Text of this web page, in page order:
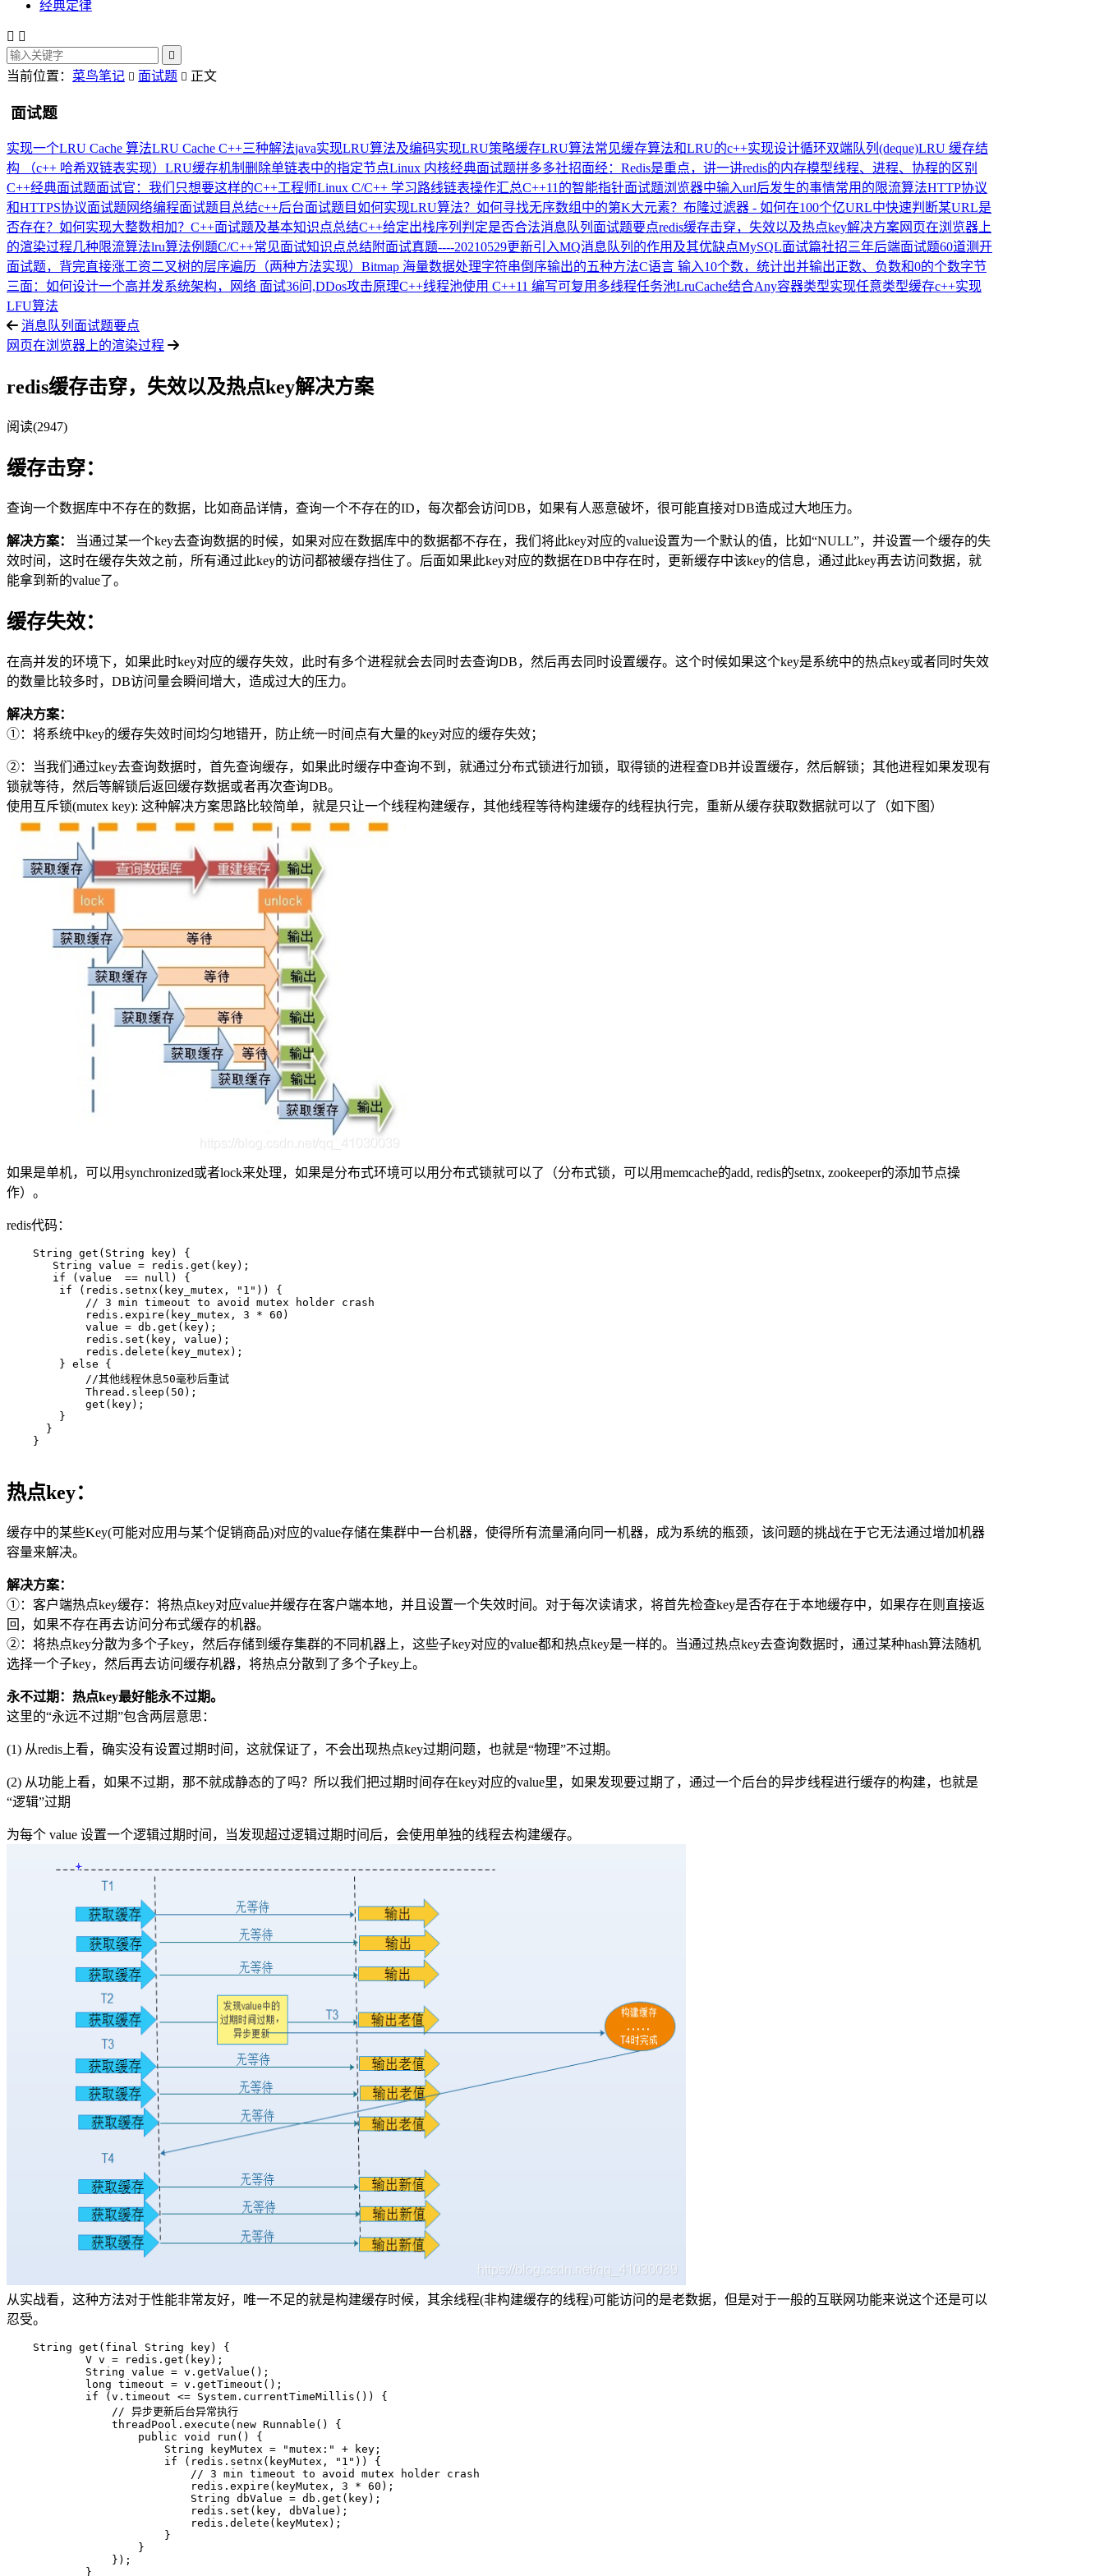
经典定律
 

当前位置： 菜鸟笔记  面试题  正文
面试题
实现一个LRU Cache 算法LRU Cache C++三种解法java实现LRU算法及编码实现LRU策略缓存LRU算法常见缓存算法和LRU的c++实现设计循环双端队列(deque)LRU 缓存结
构 （c++ 哈希双链表实现） LRU缓存机制 删除单链表中的指定节点Linux 内核经典面试题拼多多社招面经：Redis是重点，讲一讲redis的内存模型线程、进程、协程的区别
C++经典面试题面试官：我们只想要这样的C++工程师Linux C/C++ 学习路线链表操作汇总C++11的智能指针面试题浏览器中输入url后发生的事情常用的限流算法HTTP协议
和HTTPS协议面试题 网络编程面试题目总结c++后台面试题目如何实现LRU算法？ 如何寻找无序数组中的第K大元素？ 布隆过滤器 - 如何在100个亿URL中快速判断某URL是
否存在？ 如何实现大整数相加？ C++面试题及基本知识点总结C++给定出栈序列判定是否合法消息队列面试题要点redis缓存击穿，失效以及热点key解决方案网页在浏览器上
的渲染过程几种限流算法lru算法例题C/C++常见面试知识点总结附面试真题----20210529更新引入MQ消息队列的作用及其优缺点MySQL面试篇社招三年后端面试题60道测开
面试题，背完直接涨工资二叉树的层序遍历（两种方法实现） Bitmap 海量数据处理字符串倒序输出的五种方法C语言 输入10个数，统计出并输出正数、负数和0的个数字节
三面：如何设计一个高并发系统架构，网络 面试36问,DDos攻击原理C++线程池使用 C++11 编写可复用多线程任务池LruCache结合Any容器类型实现任意类型缓存c++实现
LFU算法
消息队列面试题要点
网页在浏览器上的渲染过程
redis缓存击穿，失效以及热点key解决方案
阅读(2947)
缓存击穿：
查询一个数据库中不存在的数据，比如商品详情，查询一个不存在的ID，每次都会访问DB，如果有人恶意破坏，很可能直接对DB造成过大地压力。
解决方案：
当通过某一个key去查询数据的时候，如果对应在数据库中的数据都不存在，我们将此key对应的value设置为一个默认的值，比如“NULL”，并设置一个缓存的失
效时间，这时在缓存失效之前，所有通过此key的访问都被缓存挡住了。后面如果此key对应的数据在DB中存在时，更新缓存中该key的信息，通过此key再去访问数据，就
能拿到新的value了。
缓存失效：
在高并发的环境下，如果此时key对应的缓存失效，此时有多个进程就会去同时去查询DB，然后再去同时设置缓存。这个时候如果这个key是系统中的热点key或者同时失效
的数量比较多时，DB访问量会瞬间增大，造成过大的压力。
解决方案：
①：将系统中key的缓存失效时间均匀地错开，防止统一时间点有大量的key对应的缓存失效；
②：当我们通过key去查询数据时，首先查询缓存，如果此时缓存中查询不到，就通过分布式锁进行加锁，取得锁的进程查DB并设置缓存，然后解锁；其他进程如果发现有
锁就等待，然后等解锁后返回缓存数据或者再次查询DB。
使用互斥锁(mutex key): 这种解决方案思路比较简单，就是只让一个线程构建缓存，其他线程等待构建缓存的线程执行完，重新从缓存获取数据就可以了（如下图）
如果是单机，可以用synchronized或者lock来处理，如果是分布式环境可以用分布式锁就可以了（分布式锁，可以用memcache的add, redis的setnx, zookeeper的添加节点操
作）。
redis代码：
    String get(String key) {
       String value = redis.get(key);
       if (value  == null) {
        if (redis.setnx(key_mutex, "1")) {
            // 3 min timeout to avoid mutex holder crash
            redis.expire(key_mutex, 3 * 60)
            value = db.get(key);
            redis.set(key, value);
            redis.delete(key_mutex);
        } else {
            //其他线程休息50毫秒后重试
            Thread.sleep(50);
            get(key);
        }
      }
    }
热点key：
缓存中的某些Key(可能对应用与某个促销商品)对应的value存储在集群中一台机器，使得所有流量涌向同一机器，成为系统的瓶颈，该问题的挑战在于它无法通过增加机器
容量来解决。
解决方案：
①：客户端热点key缓存：将热点key对应value并缓存在客户端本地，并且设置一个失效时间。对于每次读请求，将首先检查key是否存在于本地缓存中，如果存在则直接返
回，如果不存在再去访问分布式缓存的机器。
②：将热点key分散为多个子key，然后存储到缓存集群的不同机器上，这些子key对应的value都和热点key是一样的。当通过热点key去查询数据时，通过某种hash算法随机
选择一个子key，然后再去访问缓存机器，将热点分散到了多个子key上。
永不过期：热点key最好能永不过期。
这里的“永远不过期”包含两层意思：
(1) 从redis上看，确实没有设置过期时间，这就保证了，不会出现热点key过期问题，也就是“物理”不过期。
(2) 从功能上看，如果不过期，那不就成静态的了吗？所以我们把过期时间存在key对应的value里，如果发现要过期了，通过一个后台的异步线程进行缓存的构建，也就是
“逻辑”过期
为每个 value 设置一个逻辑过期时间，当发现超过逻辑过期时间后，会使用单独的线程去构建缓存。
从实战看，这种方法对于性能非常友好，唯一不足的就是构建缓存时候，其余线程(非构建缓存的线程)可能访问的是老数据，但是对于一般的互联网功能来说这个还是可以
忍受。
    String get(final String key) {
            V v = redis.get(key);
            String value = v.getValue();
            long timeout = v.getTimeout();
            if (v.timeout <= System.currentTimeMillis()) {
                // 异步更新后台异常执行
                threadPool.execute(new Runnable() {
                    public void run() {
                        String keyMutex = "mutex:" + key;
                        if (redis.setnx(keyMutex, "1")) {
                            // 3 min timeout to avoid mutex holder crash
                            redis.expire(keyMutex, 3 * 60);
                            String dbValue = db.get(key);
                            redis.set(key, dbValue);
                            redis.delete(keyMutex);
                        }
                    }
                });
            }